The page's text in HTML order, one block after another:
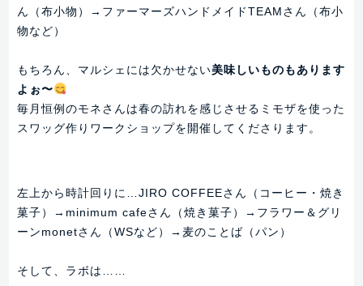
ん（布小物）→ファーマーズハンドメイドTEAMさん（布小
物など）
もちろん、マルシェには欠かせない美味しいものもあります
よぉ〜
毎月恒例のモネさんは春の訪れを感じさせるミモザを使った
スワッグ作りワークショップを開催してくださります。
左上から時計回りに…JIRO COFFEEさん（コーヒー・焼き
菓子）→minimum cafeさん（焼き菓子）→フラワー＆グリ
ーンmonetさん（WSなど）→麦のことば（パン）
そして、ラボは……